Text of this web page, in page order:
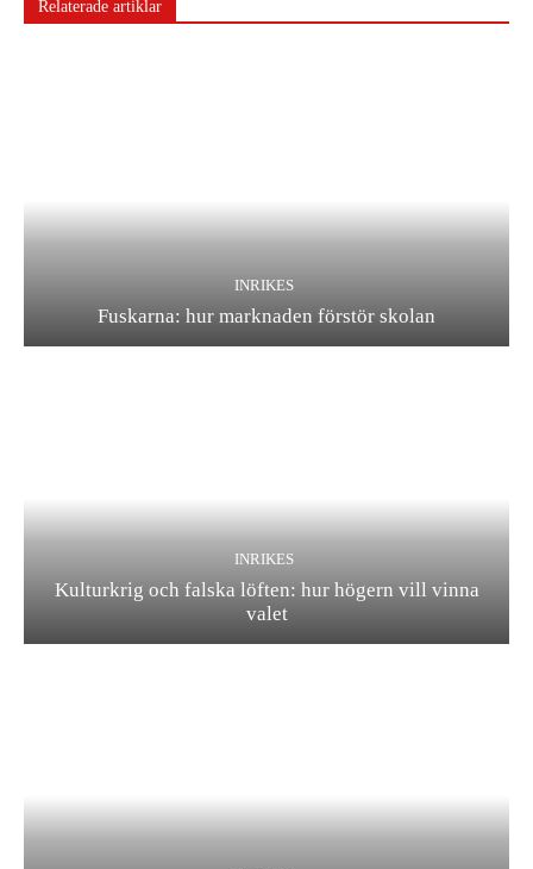
Relaterade artiklar
INRIKES
Fuskarna: hur marknaden förstör skolan
INRIKES
Kulturkrig och falska löften: hur högern vill vinna
valet